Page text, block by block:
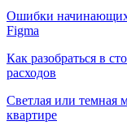
Ошибки начинающих
Figma
Как разобраться в
расходов
Светлая или темная
квартире